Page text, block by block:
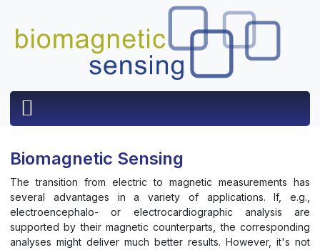
Biomagnetic Sensing
The transition from electric to magnetic measurements has
several advantages in a variety of applications. If, e.g.,
electroencephalo- or electrocardiographic analysis are
supported by their magnetic counterparts, the corresponding
analyses might deliver much better results. However, it's not